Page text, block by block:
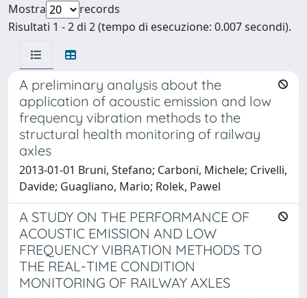
Mostra
records
Risultati 1 - 2 di 2 (tempo di esecuzione: 0.007 secondi).
A preliminary analysis about the
application of acoustic emission and low
frequency vibration methods to the
structural health monitoring of railway
axles
2013-01-01 Bruni, Stefano; Carboni, Michele; Crivelli,
Davide; Guagliano, Mario; Rolek, Pawel
A STUDY ON THE PERFORMANCE OF
ACOUSTIC EMISSION AND LOW
FREQUENCY VIBRATION METHODS TO
THE REAL-TIME CONDITION
MONITORING OF RAILWAY AXLES